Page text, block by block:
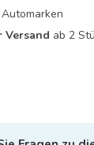
Versand ab 2